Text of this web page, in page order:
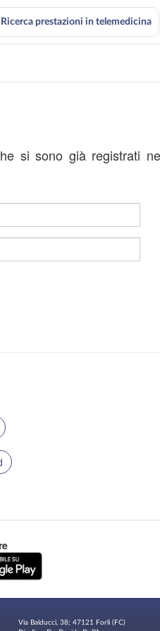
Ricerca prestazioni in telemedicina
si sono già registrati
Via Balducci, 38; 47121 Forlì (FC)